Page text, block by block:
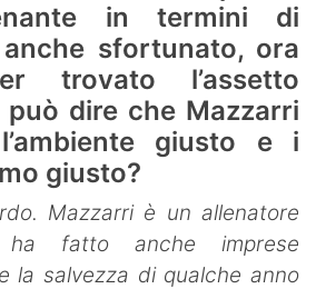
in termini di
sfortunato, ora
trovato l’assetto
può dire che Mazzarri
giusto e i
giusto?
Mazzarri è un allenatore
fatto anche imprese
la salvezza di qualche anno